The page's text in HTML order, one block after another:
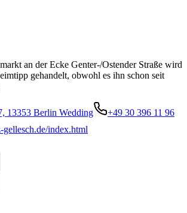
an der Ecke Genter-/Ostender Straße wird
gehandelt, obwohl es ihn schon seit
13353 Berlin Wedding
+49 30 396 11 96
index.html